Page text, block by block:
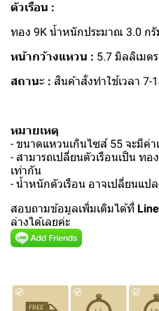
ตัวเรือน :
ทอง 9K น้ำหนักประมาณ 3.0 กรั
หน้ากว้างแหวน : 5.7 มิลลิเมตร
สถานะ : สินค้าสั่งทำใช้เวลา 7-
หมายเหตุ
- ขนาดแหวนเกินไซส์ 55 จะมีค่
- สามารถเปลี่ยนตัวเรือนเป็น ท
เท่ากัน
- น้ำหนักตัวเรือน อาจเปลี่ยนแ
สอบถามข้อมูลเพิ่มเติมได้ที่
ล่างได้เลยค่ะ